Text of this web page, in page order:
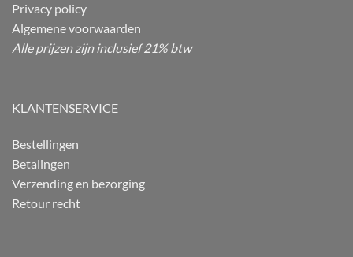
Privacy policy
Algemene voorwaarden
Alle prijzen zijn inclusief 21% btw
KLANTENSERVICE
Bestellingen
Betalingen
Verzending en bezorging
Retour recht